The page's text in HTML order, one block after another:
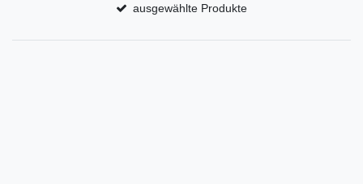
ausgewählte Produkte